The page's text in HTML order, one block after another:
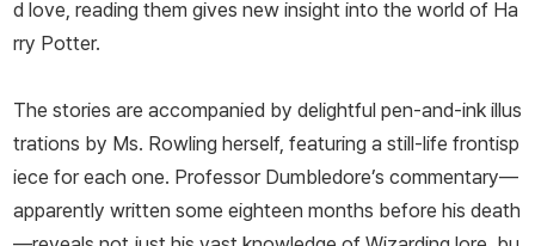
d love, reading them gives new insight into the world of Ha
rry Potter.
The stories are accompanied by delightful pen-and-ink illus
trations by Ms. Rowling herself, featuring a still-life frontisp
iece for each one. Professor Dumbledore’s commentary—
apparently written some eighteen months before his death